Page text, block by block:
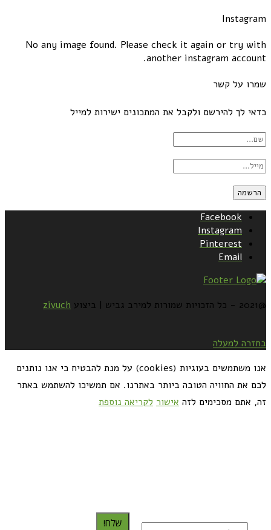
Instagram
No any image found. Please check it again or try with
another instagram account.
שמרו על קשר
כדאי לך להירשם ולקבל את המתכונים ישירות למייל
Facebook
Instagram
Pinterest
Email
@2021 - כל הזכויות שמורות למירב גביש | ביצוע zivuch
בחזרה למעלה
אנו משתמשים בעוגיות (cookies) על מנת להבטיח כי אנו נותנים
לכם את החוויה הטובה ביותר באתרנו. אם תמשיכו להשתמש באתר
זה, אתם מסכימים לזה אישור לקריאה נוספת
שלח!